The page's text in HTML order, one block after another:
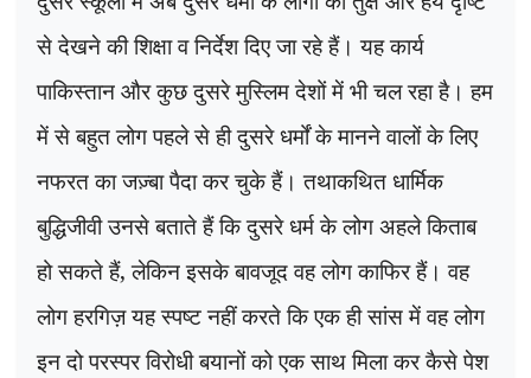
से देखने की शिक्षा व निर्देश दिए जा रहे हैं। यह कार्य
पाकिस्तान और कुछ दुसरे मुस्लिम देशों में भी चल रहा है। हम
में से बहुत लोग पहले से ही दुसरे धर्मों के मानने वालों के लिए
नफरत का जज़्बा पैदा कर चुके हैं। तथाकथित धार्मिक
बुद्धिजीवी उनसे बताते हैं कि दुसरे धर्म के लोग अहले किताब
हो सकते हैं,लेकिन इसके बावजूद वह लोग काफिर हैं। वह
लोग हरगिज़ यह स्पष्ट नहीं करते कि एक ही सांस में वह लोग
इन दो परस्पर विरोधी बयानों को एक साथ मिला कर कैसे पेश